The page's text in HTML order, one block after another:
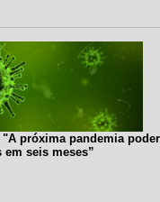
próxima pandemia
seis meses”